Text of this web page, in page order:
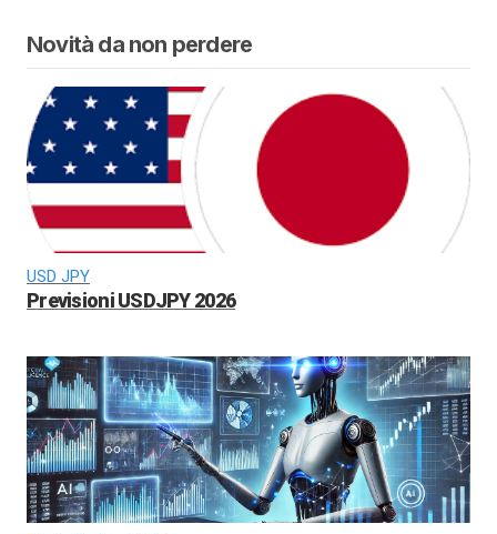
Novità da non perdere
USD JPY
Previsioni USDJPY 2026